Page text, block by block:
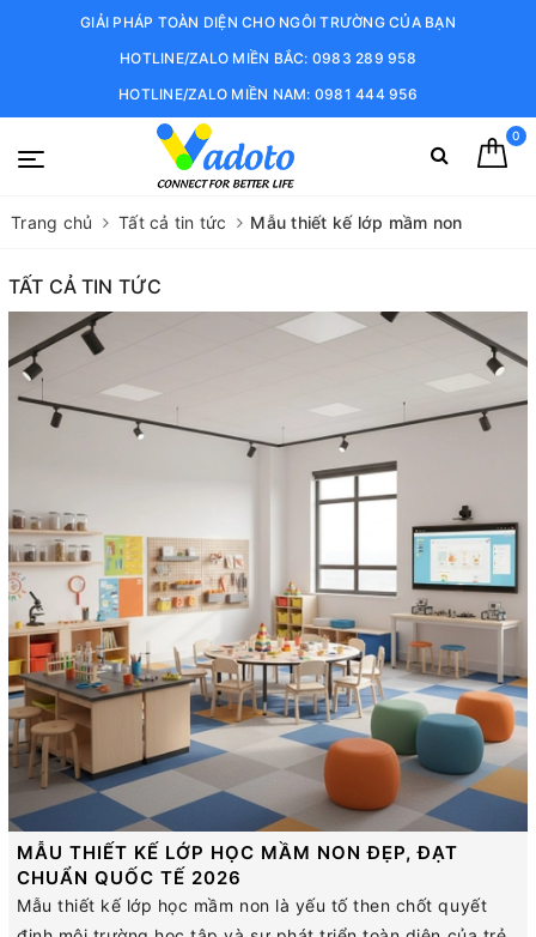
GIẢI PHÁP TOÀN DIỆN CHO NGÔI TRƯỜNG CỦA BẠN
HOTLINE/ZALO MIỀN BẮC: 0983 289 958
HOTLINE/ZALO MIỀN NAM: 0981 444 956
0
Trang chủ Tất cả tin tức Mẫu thiết kế lớp mầm non
TẤT CẢ TIN TỨC
MẪU THIẾT KẾ LỚP HỌC MẦM NON ĐẸP, ĐẠT
CHUẨN QUỐC TẾ 2026
Mẫu thiết kế lớp học mầm non là yếu tố then chốt quyết